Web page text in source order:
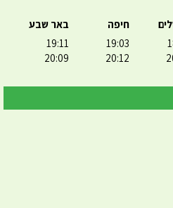
חיפה
19:03
20:12
באר שבע
19:11
20:09